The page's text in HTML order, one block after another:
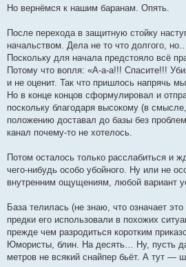
Но вернёмся к нашим баранам. Опять.
После перехода в защитную стойку
начальством. Дела не то что долгого,
Поскольку для начала предстояло всё
Потому что вопля: «А-а-а!!! Спасите!!!
и не оценит. Так что пришлось напрячь
Но в конце концов сформулировал и
поскольку благодаря высокому (в
положению доставал до базы без
канал почему-то не хотелось.
Потом осталось только расслабиться и
чего-нибудь особо убойного. Ну или не
внутренним ощущениям, любой вариант
База телилась (не знаю, что означает
предки его использовали в похожих
прежде чем разродиться коротким
Юмористы, блин. На десять… Ну, пусть
метров не всякий снайпер бьёт. А тут —